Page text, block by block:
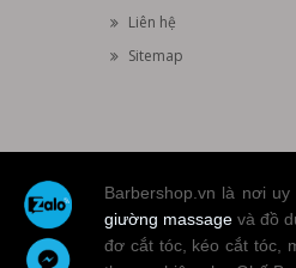
Liên hệ
Sitemap
Barbershop.vn là nơi
giường massage và đồ
đơ cắt tóc, kéo cắt tóc,